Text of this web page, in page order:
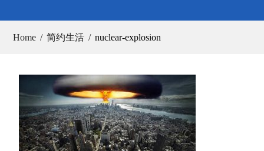
Home 简约生活 nuclear-explosion